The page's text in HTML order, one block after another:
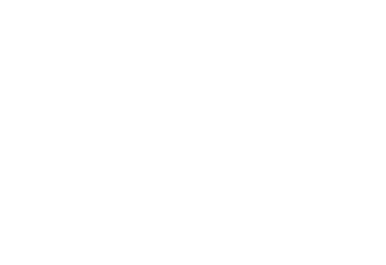
– złoto